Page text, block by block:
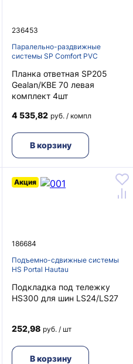
236453
Паралельно-раздвижные
системы SP Comfort PVC
Планка ответная SP205
Gealan/KBE 70 левая
комплект 4шт
4 535,82 руб. / компл
В корзину
186684
Подъемно-сдвижные системы
HS Portal Hautau
Акция
Подкладка под тележку
HS300 для шин LS24/LS27
252,98 руб. / шт
В корзину